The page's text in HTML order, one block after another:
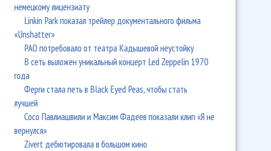
немецкому лицензиату
Linkin Park показал трейлер документального фильма
«Unshatter»
РАО потребовало от театра Кадышевой неустойку
В сеть выложен уникальный концерт Led Zeppelin 1970
года
Ферги стала петь в Black Eyed Peas, чтобы стать
лучшей
Сосо Павлиашвили и Максим Фадеев показали клип «Я не
вернулся»
Zivert дебютировала в большом кино